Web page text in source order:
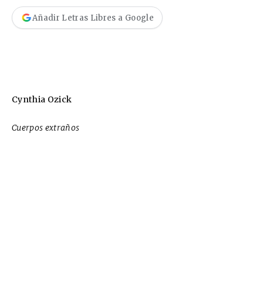
Añadir Letras Libres a Google
Cynthia Ozick
Cuerpos extraños